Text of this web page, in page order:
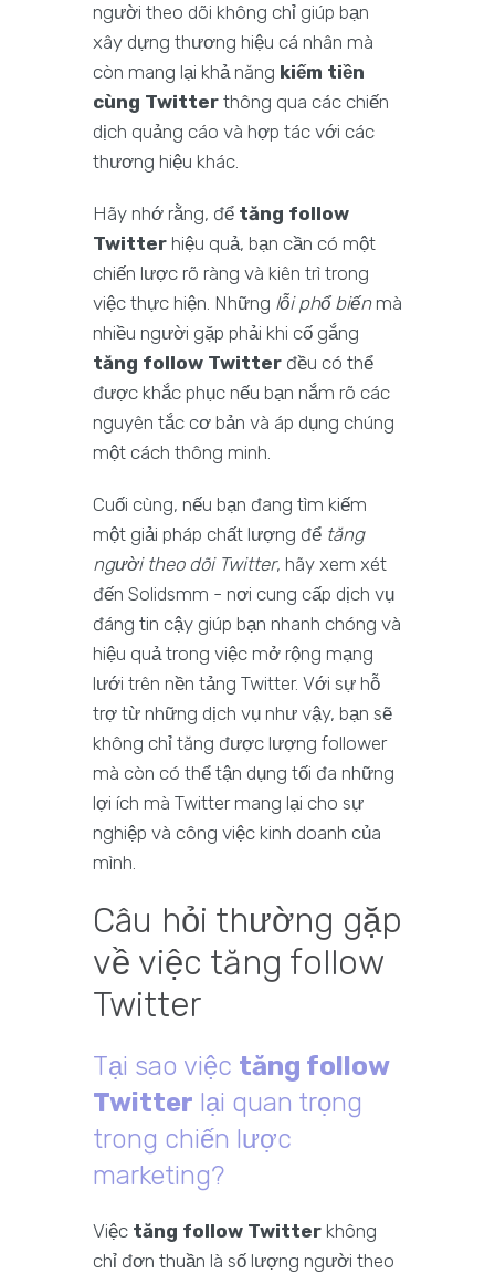
người theo dõi không chỉ giúp bạn
xây dựng thương hiệu cá nhân mà
còn mang lại khả năng kiếm tiền
cùng Twitter thông qua các chiến
dịch quảng cáo và hợp tác với các
thương hiệu khác.
Hãy nhớ rằng, để tăng follow
Twitter hiệu quả, bạn cần có một
chiến lược rõ ràng và kiên trì trong
việc thực hiện. Những lỗi phổ biếnmà
nhiều người gặp phải khi cố gắng
tăng follow Twitter đều có thể
được khắc phục nếu bạn nắm rõ các
nguyên tắc cơ bản và áp dụng chúng
một cách thông minh.
Cuối cùng, nếu bạn đang tìm kiếm
một giải pháp chất lượng để tăng
người theo dõi Twitter, hãy xem xét
đến Solidsmm - nơi cung cấp dịch vụ
đáng tin cậy giúp bạn nhanh chóng và
hiệu quả trong việc mở rộng mạng
lưới trên nền tảng Twitter. Với sự hỗ
trợ từ những dịch vụ như vậy, bạn sẽ
không chỉ tăng được lượng follower
mà còn có thể tận dụng tối đa những
lợi ích mà Twitter mang lại cho sự
nghiệp và công việc kinh doanh của
mình.
Câu hỏi thường gặp
về việc tăng follow
Twitter
Tại sao việc tăng follow
Twitter lại quan trọng
trong chiến lược
marketing?
Việc tăng follow Twitter không
chỉ đơn thuần là số lượng người theo